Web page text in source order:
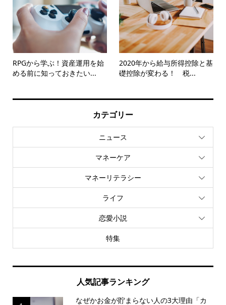
RPGから学ぶ！資産運用を始
める前に知っておきたい...
2020年から給与所得控除と基
礎控除が変わる！ 税...
カテゴリー
ニュース
マネーケア
マネーリテラシー
ライフ
恋愛小説
特集
人気記事ランキング
なぜかお金が貯まらない人の3大理由「カ